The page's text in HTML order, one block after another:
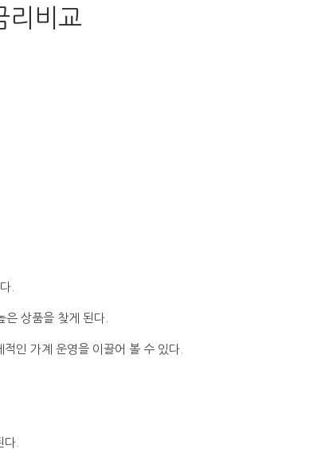
리비교
.
상품을 찾게 된다.
인 가계 운영을 이끌어 볼 수 있다.
.